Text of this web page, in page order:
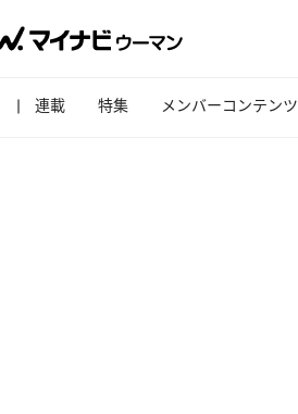
連載 特集 メンバーコンテンツ